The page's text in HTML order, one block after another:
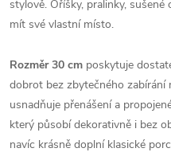
stylově. Oříšky, pralinky,
mít své vlastní místo.
Rozměr 30 cm poskytuje
dobrot bez zbytečného zabírání
usnadňuje přenášení a
který působí dekorativně i bez
navíc krásně doplní klasické